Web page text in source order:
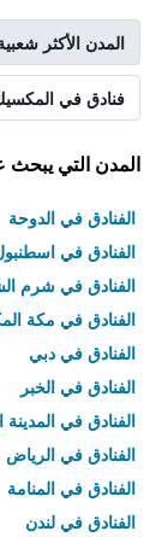
المدن الأكثر
فنادق في
المدن التي يبحث
الفنادق في الدوحة
الفنادق في
الفنادق في شرم
الفنادق في مكة
الفنادق في دبي
الفنادق في الخبر
الفنادق في المدينة
الفنادق في الرياض
الفنادق في المنامة
الفنادق في لندن